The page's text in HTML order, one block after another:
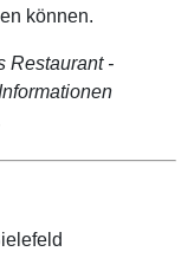
können.
Restaurant -